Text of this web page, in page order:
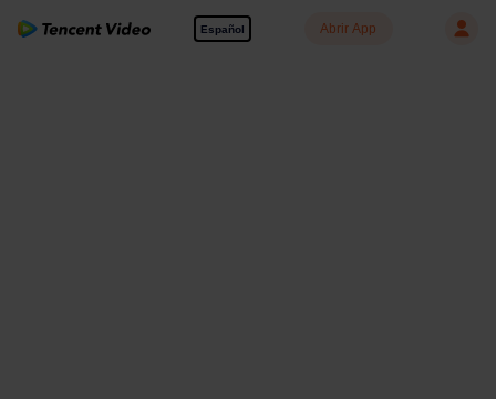
Español Abrir App